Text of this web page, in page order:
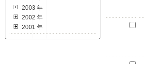
2003 年
2002 年
2001 年